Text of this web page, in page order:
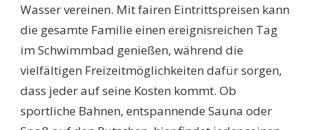
Wasser vereinen. Mit fairen Eintrittspreisen kann
die gesamte Familie einen ereignisreichen Tag
im Schwimmbad genießen, während die
vielfältigen Freizeitmöglichkeiten dafür sorgen,
dass jeder auf seine Kosten kommt. Ob
sportliche Bahnen, entspannende Sauna oder